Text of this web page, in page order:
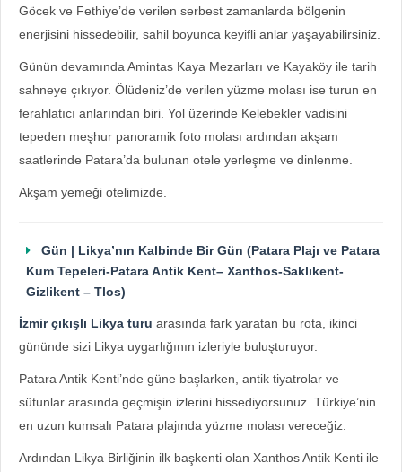
Göcek ve Fethiye’de verilen serbest zamanlarda bölgenin
enerjisini hissedebilir, sahil boyunca keyifli anlar yaşayabilirsiniz.
Günün devamında Amintas Kaya Mezarları ve Kayaköy ile tarih
sahneye çıkıyor. Ölüdeniz’de verilen yüzme molası ise turun en
ferahlatıcı anlarından biri. Yol üzerinde Kelebekler vadisini
tepeden meşhur panoramik foto molası ardından akşam
saatlerinde Patara’da bulunan otele yerleşme ve dinlenme.
Akşam yemeği otelimizde.
Gün | Likya’nın Kalbinde Bir Gün (Patara Plajı ve Patara
Kum Tepeleri-Patara Antik Kent– Xanthos-Saklıkent-
Gizlikent – Tlos)
İzmir çıkışlı Likya turu arasında fark yaratan bu rota, ikinci
gününde sizi Likya uygarlığının izleriyle buluşturuyor.
Patara Antik Kenti’nde güne başlarken, antik tiyatrolar ve
sütunlar arasında geçmişin izlerini hissediyorsunuz. Türkiye’nin
en uzun kumsalı Patara plajında yüzme molası vereceğiz.
Ardından Likya Birliğinin ilk başkenti olan Xanthos Antik Kenti ile